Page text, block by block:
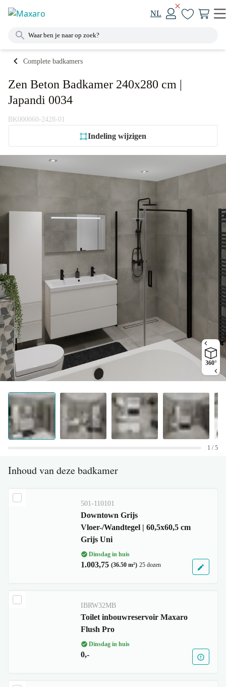
NL
Complete badkamers
Zen Beton Badkamer 240x280 cm |
Japandi 0034
BK000060-2428-01
Indeling wijzigen
360°
1 / 5
Inhoud van deze badkamer
501-110101
Downtown Grijs
Vloer-/Wandtegel | 60,5x60,5 cm
Grijs Uni
Dinsdag in huis
1.003,75 (36.50 m²) 25 dozen
IBRW32MB
Toilet inbouwreservoir Maxaro
Flush Pro
Dinsdag in huis
0,-